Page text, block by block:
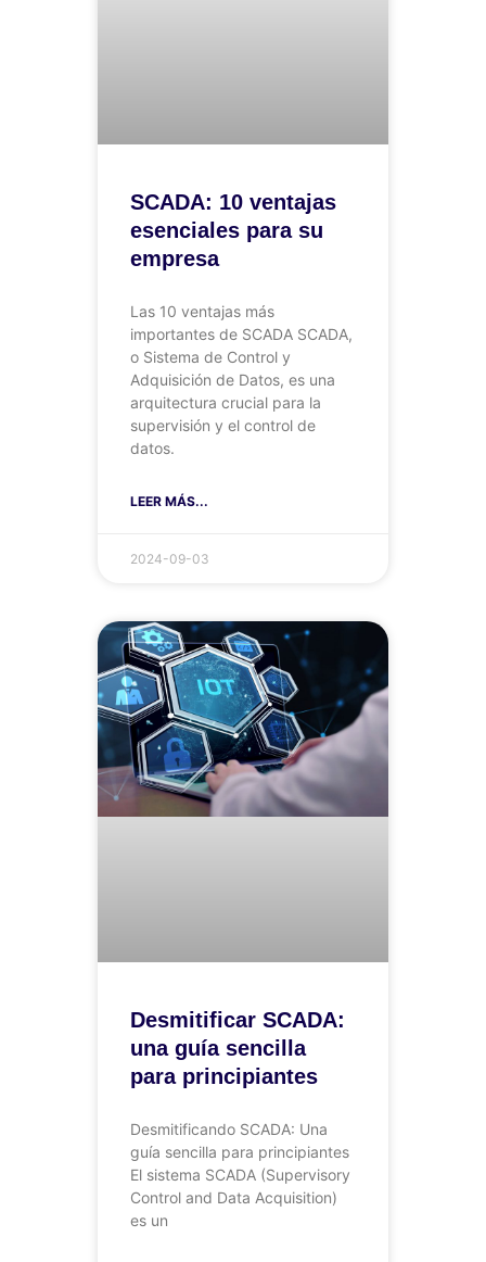
SCADA: 10 ventajas
esenciales para su
empresa
Las 10 ventajas más
importantes de SCADA SCADA,
o Sistema de Control y
Adquisición de Datos, es una
arquitectura crucial para la
supervisión y el control de
datos.
LEER MÁS...
2024-09-03
Desmitificar SCADA:
una guía sencilla
para principiantes
Desmitificando SCADA: Una
guía sencilla para principiantes
El sistema SCADA (Supervisory
Control and Data Acquisition)
es un